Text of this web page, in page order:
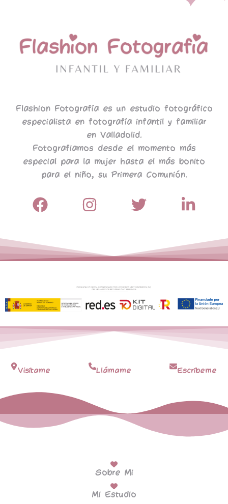
Flashion Fotografía es un estudio fotográfico
especialista en fotografía infantil y familiar
en Valladolid.
Fotografiamos desde el momento más
especial para la mujer hasta el más bonito
para el niño, su Primera Comunión.
Visítame Llámame Escríbeme
Sobre Mi
Mi Estudio